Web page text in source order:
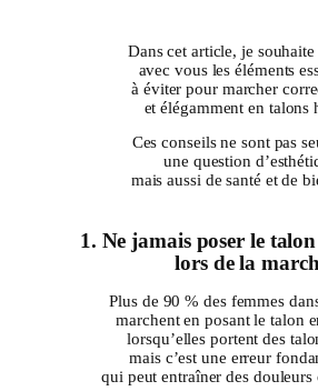
Dans cet article, je
avec vous les éléments
à éviter pour marcher
et élégamment en talons
Ces conseils ne sont pas
une question
mais aussi de santé et de
1. Ne jamais poser le
lors de la
Plus de 90 % des femmes
marchent en posant le talon
lorsqu’elles portent des
mais c’est une erreur
qui peut entraîner des douleurs